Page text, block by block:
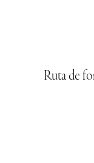
Ruta de